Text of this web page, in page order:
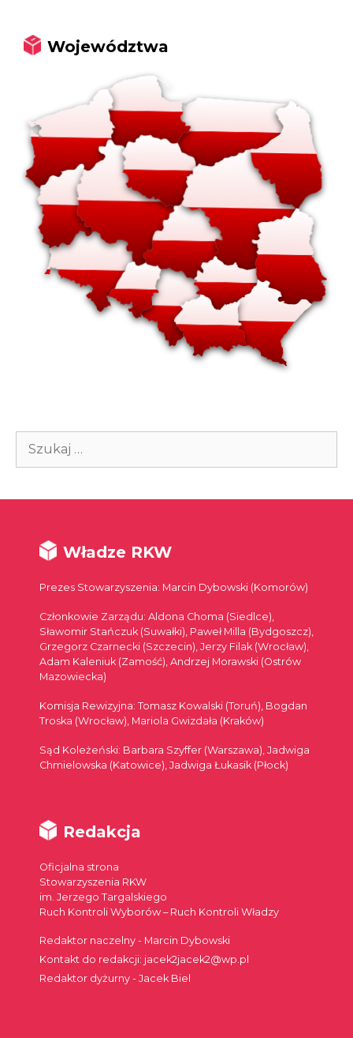
Województwa
Szukaj:
Władze RKW
Prezes Stowarzyszenia: Marcin Dybowski (Komorów)
Członkowie Zarządu: Aldona Choma (Siedlce),
Sławomir Stańczuk (Suwałki), Paweł Milla (Bydgoszcz),
Grzegorz Czarnecki (Szczecin), Jerzy Filak (Wrocław),
Adam Kaleniuk (Zamość), Andrzej Morawski (Ostrów
Mazowiecka)
Komisja Rewizyjna: Tomasz Kowalski (Toruń), Bogdan
Troska (Wrocław), Mariola Gwizdała (Kraków)
Sąd Koleżeński: Barbara Szyffer (Warszawa), Jadwiga
Chmielowska (Katowice), Jadwiga Łukasik (Płock)
Redakcja
Oficjalna strona
Stowarzyszenia RKW
im. Jerzego Targalskiego
Ruch Kontroli Wyborów – Ruch Kontroli Władzy
Redaktor naczelny - Marcin Dybowski
Kontakt do redakcji: jacek2jacek2@wp.pl
Redaktor dyżurny - Jacek Biel